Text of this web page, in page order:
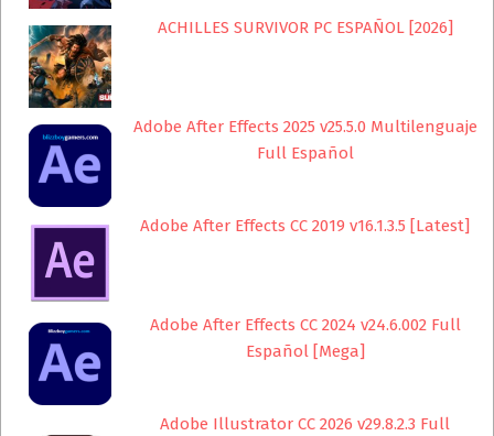
ACHILLES SURVIVOR PC ESPAÑOL [2026]
Adobe After Effects 2025 v25.5.0 Multilenguaje
Full Español
Adobe After Effects CC 2019 v16.1.3.5 [Latest]
Adobe After Effects CC 2024 v24.6.002 Full
Español [Mega]
Adobe Illustrator CC 2026 v29.8.2.3 Full